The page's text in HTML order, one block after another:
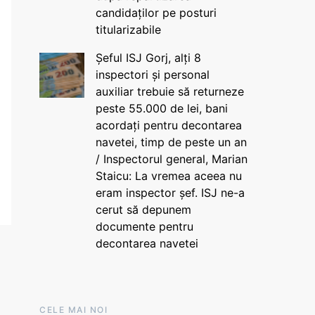
candidaților pe posturi
titularizabile
Șeful ISJ Gorj, alți 8
inspectori și personal
auxiliar trebuie să returneze
peste 55.000 de lei, bani
acordați pentru decontarea
navetei, timp de peste un an
/ Inspectorul general, Marian
Staicu: La vremea aceea nu
eram inspector șef. ISJ ne-a
cerut să depunem
documente pentru
decontarea navetei
CELE MAI NOI